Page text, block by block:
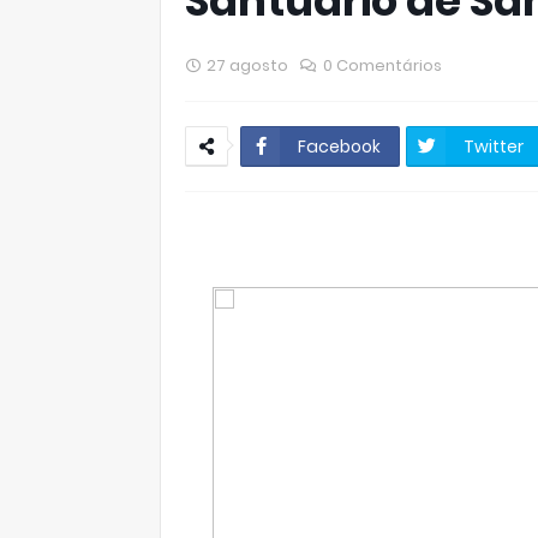
27 agosto 0 Comentários
Facebook Twitter